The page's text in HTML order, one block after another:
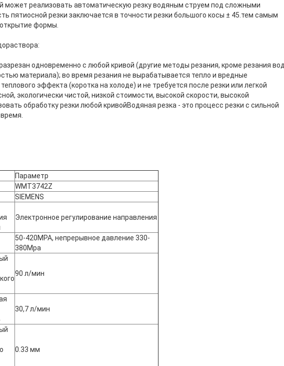
может реализовать автоматическую резку водяным струем под сложными
пятиосной резки заключается в точности резки большого косы ± 45.тем самым
формы.
одновременно с любой кривой (другие методы резания, кроме резания
материала); во время резания не вырабатывается тепло и вредные
эффекта (коротка на холоде) и не требуется после резки или легкой
экологически чистой, низкой стоимости, высокой скорости, высокой
обработку резки любой кривойВодяная резка - это процесс резки с сильной
Параметр
WMT3742Z
SIEMENS
Электронное регулирование направления
50-420MPA, непрерывное давление 330-
380Mpa
90 л/мин
30,7 л/мин
0.33 мм